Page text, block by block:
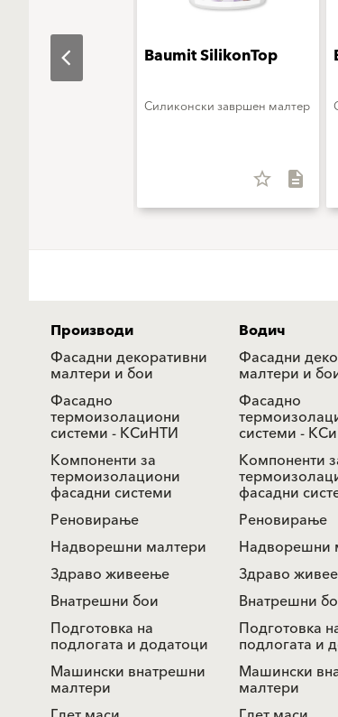
DuoTop Baumit SilikonTop
Силиконски завршен малтер
star_border description
Производи
Фасадни декоративни
малтери и бои
Фасадно
термоизолациони
системи - КСиНТИ
Компоненти за
термоизолациони
фасадни системи
Реновирање
Надворешни малтери
Здраво живеење
Внатрешни бои
Подготовка на
подлогата и додатоци
Машински внатрешни
малтери
Водич
Фасадни
малтери и
Фасадно
системи -
Компоненти
фасадни
Реновирање
Надворешни
Здраво
Внатрешни
Подготовка
подлогата и
Машински
малтери